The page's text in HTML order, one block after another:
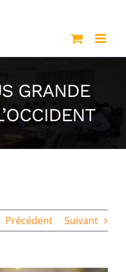
GRANDE
Précédent Suivant